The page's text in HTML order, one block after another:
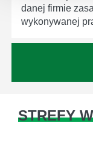
danej firmie
wykonywanej
STREFY